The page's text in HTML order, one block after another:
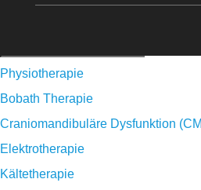
Physiotherapie
Bobath Therapie
Craniomandibuläre Dysfunktion
Elektrotherapie
Kältetherapie